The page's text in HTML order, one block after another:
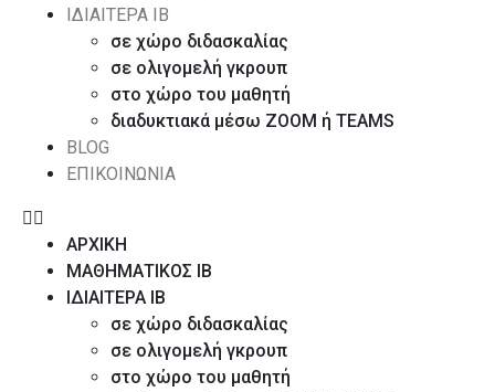
ΙΔΙΑΙΤΕΡΑ ΙΒ
σε χώρο διδασκαλίας
σε ολιγομελή γκρουπ
στο χώρο του μαθητή
διαδυκτιακά μέσω ZOOM ή TEAMS
BLOG
ΕΠΙΚΟΙΝΩΝΙΑ
ΑΡΧΙΚΗ
ΜΑΘΗΜΑΤΙΚΟΣ IB
ΙΔΙΑΙΤΕΡΑ ΙΒ
σε χώρο διδασκαλίας
σε ολιγομελή γκρουπ
στο χώρο του μαθητή